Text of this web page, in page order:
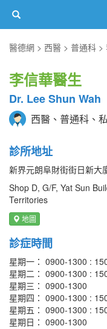
醫德網
西醫 普通科
李信華醫生
Dr. Lee Shun Wah
西醫、普通科、
診所地址
新界元朗阜財街街日新大
Shop D, G/F, Yat Sun
Territories
地圖
診症時間
星期一： 0900-1300 :
星期二： 0900-1300 :
星期三： 0900-1300
星期四： 0900-1300 :
星期五： 0900-1300 :
星期日： 0900-1300